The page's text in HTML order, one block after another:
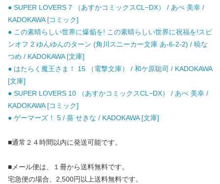
● SUPER LOVERS 7 （あすかコミックスCL−DX） / あべ 美幸 /
KADOKAWA [コミック]
● この素晴らしい世界に爆焔を! この素晴らしい世界に祝福を!スピ
ンオフ 2 ゆんゆんのターン (角川スニーカー文庫 あ-6-2-2) / 暁な
つめ / KADOKAWA [文庫]
● はたらく魔王さま！ 15 （電撃文庫） / 和ケ原聡司 / KADOKAWA
[文庫]
● SUPER LOVERS 10 （あすかコミックスCL−DX） / あべ 美幸 /
KADOKAWA [コミック]
● ゲーマーズ！ 5 / 葵 せきな / KADOKAWA [文庫]
■通常２４時間以内に発送可能です。
■メール便は、１冊から送料無料です。
宅急便の場合、2,500円以上送料無料です。